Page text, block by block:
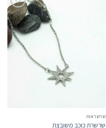
שרשראות
שרשרת כוכב משובצת